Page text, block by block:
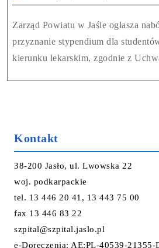
Zarząd Powiatu w Jaśle ogłasza
przyznanie stypendium dla
kierunku lekarskim, zgodnie z
Kontakt
38-200 Jasło, ul. Lwowska 22
woj. podkarpackie
tel. 13 446 20 41, 13 443 75 00
fax 13 446 83 22
szpital@szpital.jaslo.pl
e-Doręczenia: AE:PL-40539-21355-